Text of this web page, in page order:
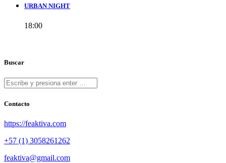
URBAN NIGHT
18:00
Buscar
Contacto
https://feaktiva.com
+57 (1) 3058261262
feaktiva@gmail.com